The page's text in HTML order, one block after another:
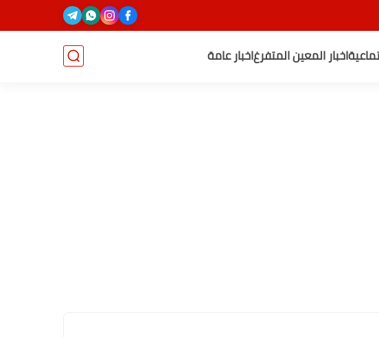
اخبار المعين المتفرغاخبار عامة